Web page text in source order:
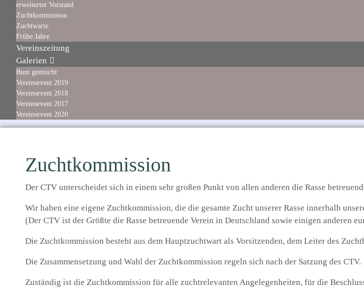
erweiterter Vorstand
Zuchtkommission
Zuchtwarte
Frühe Jahre
Vereinszeitung
Galerien
Bunt gemischt
Vereinsevent 2019
Vereinsevent 2018
Vereinsevent 2017
Vereinsevent 2020
Zuchtkommission
Der CTV unterscheidet sich in einem sehr großen Punkt von allen anderen die Rasse
Wir haben eine eigene Zuchtkommission, die die gesamte Zucht unserer Rasse innerhalb
(Der CTV ist der Größte die Rasse betreuende Verein in Deutschland sowie einigen anderen
Die Zuchtkommission besteht aus dem Hauptzuchtwart als Vorsitzenden, dem Leiter des
Die Zusammensetzung und Wahl der Zuchtkommission regeln sich nach der Satzung des CTV.
Zuständig ist die Zuchtkommission für alle zuchtrelevanten Angelegenheiten, für die